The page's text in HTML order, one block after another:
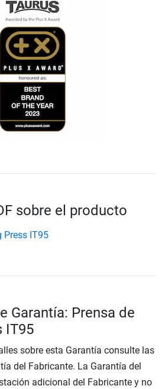
sobre el producto
Press IT95
Garantía: Prensa de
IT95
sobre esta Garantía consulte las
del Fabricante. La Garantía del
adicional del Fabricante y no